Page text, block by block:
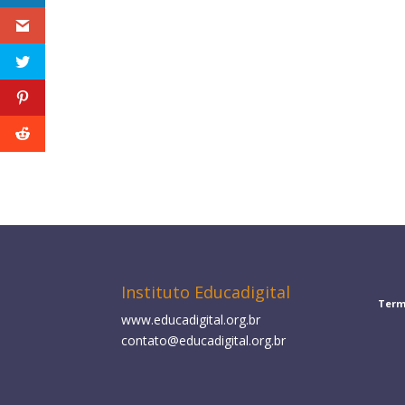
Instituto Educadigital
www.educadigital.org.br
contato@educadigital.org.br